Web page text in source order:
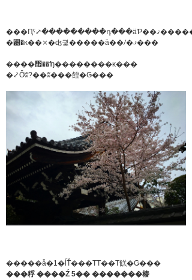
���Ԥˤ⤢���������դ���äƤ��ޤ�����
�꡹�κ��⤫�ʤ긫�����ä��ꤷ�ޤ���
����᤯��ʩ��������κ���
�⤦Ȭʬ?��ʬ���餭�Ǥ���
�����ǡ�1�ĺŤ���ΤΤ��Τ餻�Ǥ���
���粰 ����Ź 5�� �������椿